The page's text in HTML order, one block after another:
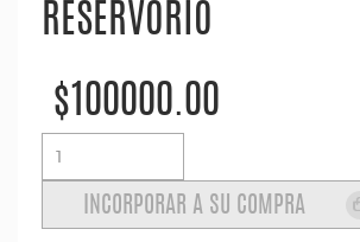
RESERVORIO
$100000.00